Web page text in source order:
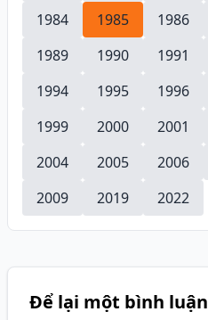
1984
1985 1986
1989
1990 1991
1994
1995 1996
1999
2000 2001
2004
2005 2006
2009
2019 2022
Để lại một bình luận